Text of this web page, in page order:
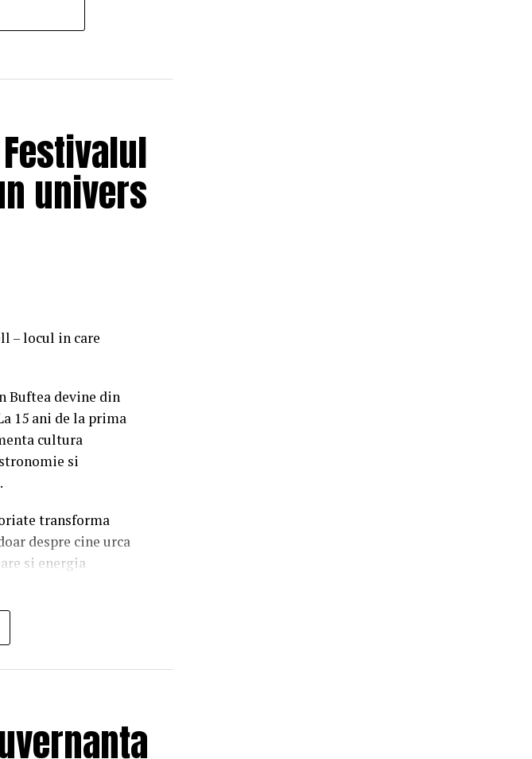
Festivalul
univers
– locul in care
Buftea devine din
15 ani de la prima
cultura
si
transforma
despre cine urca
si energia
principala
ultimul encore.
trei dintre cele mai